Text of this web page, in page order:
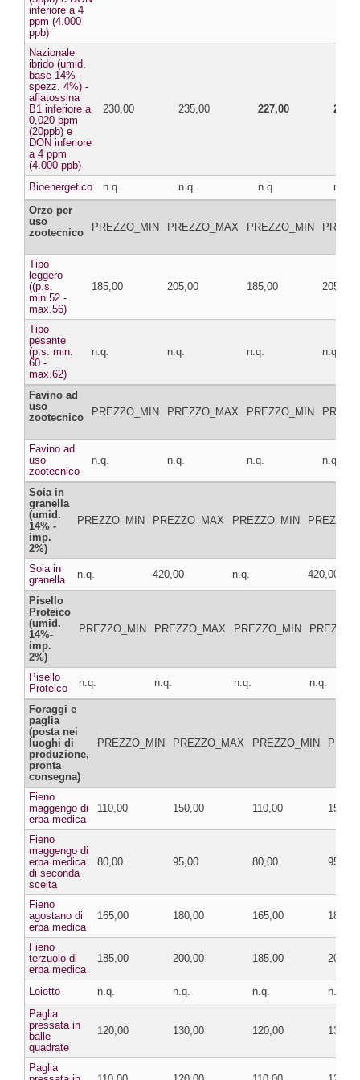
inferiore a 4
ppm (4.000
ppb)
Nazionale
ibrido (umid.
base 14% -
spezz. 4%) -
aflatossina
B1 inferiore a
0,020 ppm
(20ppb) e
DON inferiore
a 4 ppm
(4.000 ppb)
230,00 235,00 227,00
Bioenergetico n.q. n.q. n.q.
n.q.
Orzo per
uso
zootecnico
PREZZO_MIN PREZZO_MAX PREZZO_MIN
Tipo
leggero
((p.s.
min.52 -
max.56)
185,00 205,00 185,00 205,00
Tipo
pesante
(p.s. min.
60 -
max.62)
n.q. n.q. n.q. n.q.
Favino ad
uso
zootecnico
PREZZO_MIN PREZZO_MAX PREZZO_MIN
Favino ad
uso
zootecnico
n.q. n.q. n.q. n.q.
Soia in
granella
(umid.
14% -
imp.
2%)
PREZZO_MIN PREZZO_MAX PREZZO_MIN
Soia in
granella
n.q. 420,00 n.q. 420,00
Pisello
Proteico
(umid.
14%-
imp.
2%)
PREZZO_MIN PREZZO_MAX PREZZO_MIN
Pisello
Proteico
n.q. n.q. n.q. n.q.
Foraggi e
paglia
(posta nei
luoghi di
produzione,
pronta
consegna)
PREZZO_MIN PREZZO_MAX PREZZO_MIN
Fieno
maggengo di
erba medica
110,00 150,00 110,00 150,00
Fieno
maggengo di
erba medica
di seconda
scelta
80,00 95,00 80,00 95,00
Fieno
agostano di
erba medica
165,00 180,00 165,00 180,00
Fieno
terzuolo di
erba medica
185,00 200,00 185,00 200,00
Loietto n.q. n.q. n.q.
n.q.
Paglia
pressata in
balle
quadrate
120,00 130,00 120,00 130,00
Paglia